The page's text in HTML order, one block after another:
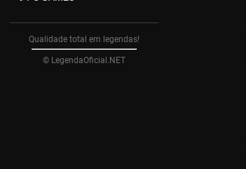
Qualidade total em legendas!
© LegendaOficial.NET